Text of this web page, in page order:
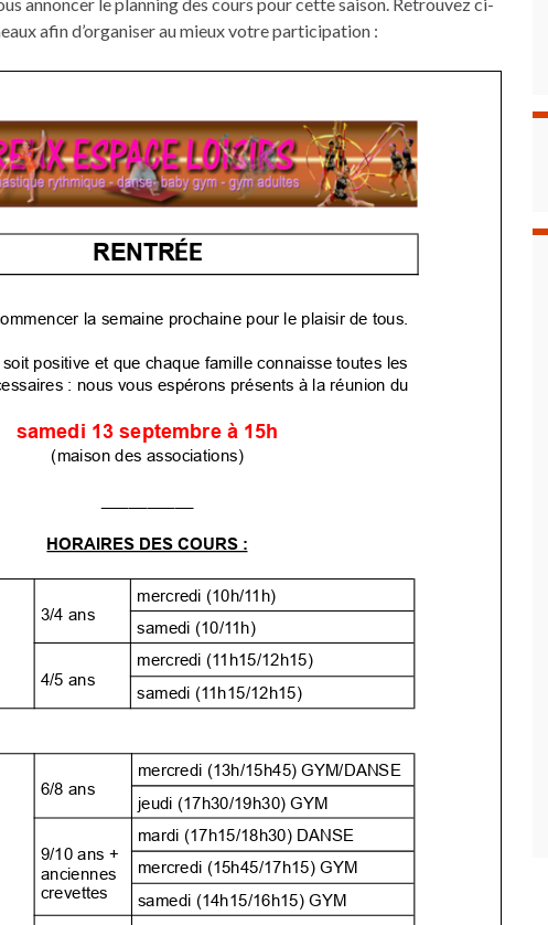
afin d’organiser au mieux votre participation :